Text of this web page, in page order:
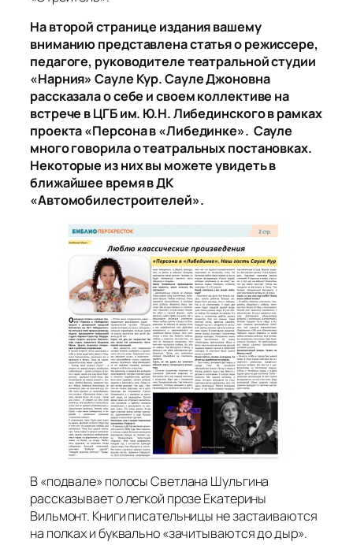
На второй странице издания вашему
вниманию представлена статья о режиссере,
педагоге, руководителе театральной студии
«Нарния» Сауле Кур. Сауле Джоновна
рассказала о себе и своем коллективе на
встрече в ЦГБ им. Ю.Н. Либединского в рамках
проекта «Персона в «Либединке». Сауле
много говорила о театральных постановках.
Некоторые из них вы можете увидеть в
ближайшее время в ДК
«Автомобилестроителей».
В «подвале» полосы Светлана Шульгина
рассказывает о легкой прозе Екатерины
Вильмонт. Книги писательницы не застаиваются
на полках и буквально «зачитываются до дыр».